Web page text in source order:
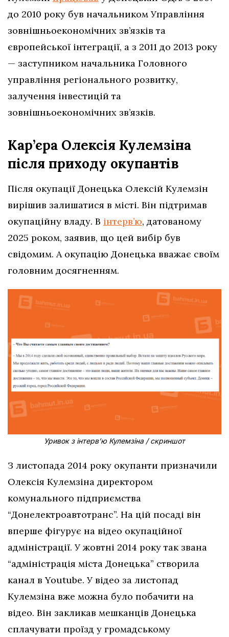
до 2010 року був начальником Управління
зовнішньоекономічних зв’язків та
європейської інтеграції, а з 2011 до 2013 року
— заступником начальника Головного
управління регіонального розвитку,
залучення інвестицій та
зовнішньоекономічних зв’язків.
Кар’єра Олексія Кулемзіна
після приходу окупантів
Після окупації Донецька Олексій Кулемзін
вирішив залишатися в місті. Він підтримав
окупаційну владу. В інтерв’ю, датованому
2025 роком, заявив, що цей вибір був
свідомим. А окупацію Донецька вважає своїм
головним досягненням.
Уривок з інтерв’ю Кулемзіна / скриншот
З листопада 2014 року окупанти призначили
Олексія Кулемзіна директором
комунального підприємства
“Донелектроавтотранс”. На цій посаді він
вперше фігурує на відео окупаційної
адміністрації. У жовтні 2014 року так звана
“адміністрація міста Донецька” створила
канал в Youtube. У відео за листопад
Кулемзіна вже можна було побачити на
відео. Він закликав мешканців Донецька
сплачувати проїзд у громадському